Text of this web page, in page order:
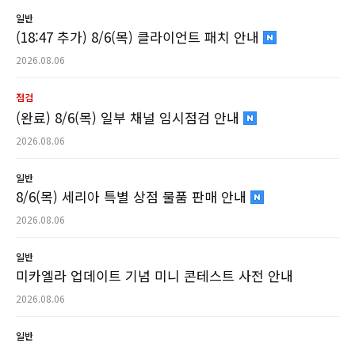
일반
(18:47 추가) 8/6(목) 클라이언트 패치 안내
2026.08.06
점검
(완료) 8/6(목) 일부 채널 임시점검 안내
2026.08.06
일반
8/6(목) 세리아 특별 상점 물품 판매 안내
2026.08.06
일반
미카엘라 업데이트 기념 미니 콘테스트 사전 안내
2026.08.06
일반